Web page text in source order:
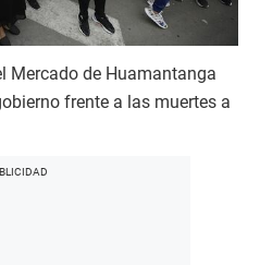
Mercado de Huamantanga
frente a las muertes a